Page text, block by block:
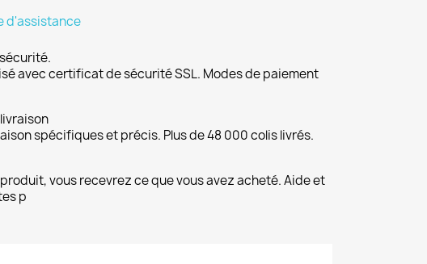
d'assistance
avec certificat de sécurité SSL. Modes de paiement
spécifiques et précis. Plus de 48 000 colis livrés.
vous recevrez ce que vous avez acheté. Aide et
p